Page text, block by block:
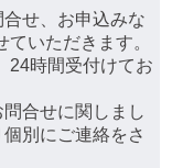
せ、お申込みな
いただきます。
24時間受付けてお
合せに関しまし
別にご連絡をさ